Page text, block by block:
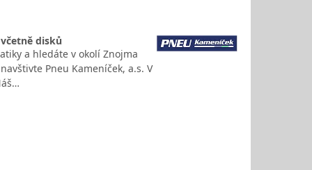
disků
a hledáte v okolí Znojma
Pneu Kameníček, a.s. V